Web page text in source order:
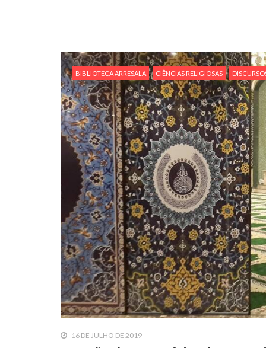
morte e destruição que abalaram Nova York em
ter entrado numa guerra cultural e religiosa de
10 DE NOVEMBRO DE 2013
Falecimento do Imam Ali Ibn Al-
Em nome de Deus, o Clemente, o
relembramos o martírio do quarto Imam dos
Hussein Ibn Ali Ibn Abi Táleb (A.S.), conhecido
BIBLIOTECA ARRESALA CIÊNCIAS RELIGIOSAS
16 DE JULHO DE 2019